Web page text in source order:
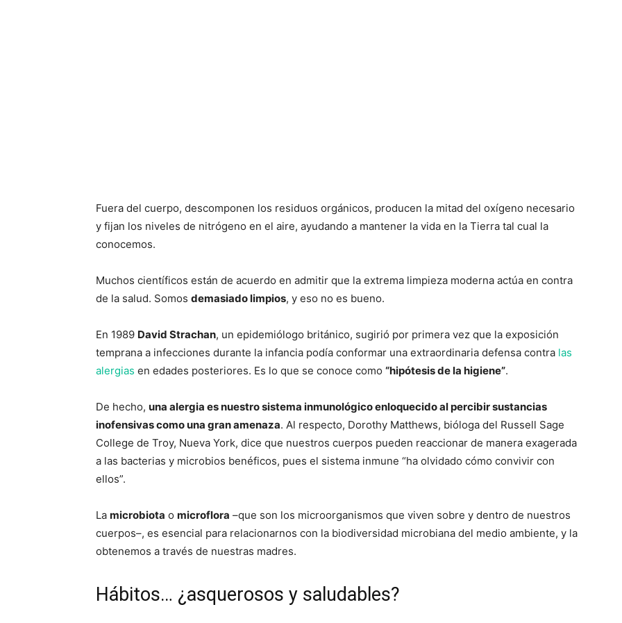
Fuera del cuerpo, descomponen los residuos orgánicos, producen la mitad del oxígeno necesario
y fijan los niveles de nitrógeno en el aire, ayudando a mantener la vida en la Tierra tal cual la
conocemos.
Muchos científicos están de acuerdo en admitir que la extrema limpieza moderna actúa en contra
de la salud. Somos demasiado limpios, y eso no es bueno.
En 1989 David Strachan, un epidemiólogo británico, sugirió por primera vez que la exposición
temprana a infecciones durante la infancia podía conformar una extraordinaria defensa contra las
alergias en edades posteriores. Es lo que se conoce como “hipótesis de la higiene”.
De hecho, una alergia es nuestro sistema inmunológico enloquecido al percibir sustancias
inofensivas como una gran amenaza. Al respecto, Dorothy Matthews, bióloga del Russell Sage
College de Troy, Nueva York, dice que nuestros cuerpos pueden reaccionar de manera exagerada
a las bacterias y microbios benéficos, pues el sistema inmune “ha olvidado cómo convivir con
ellos”.
La microbiota o microflora –que son los microorganismos que viven sobre y dentro de nuestros
cuerpos–, es esencial para relacionarnos con la biodiversidad microbiana del medio ambiente, y la
obtenemos a través de nuestras madres.
Hábitos… ¿asquerosos y saludables?